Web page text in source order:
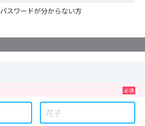
パスワードが分からない方